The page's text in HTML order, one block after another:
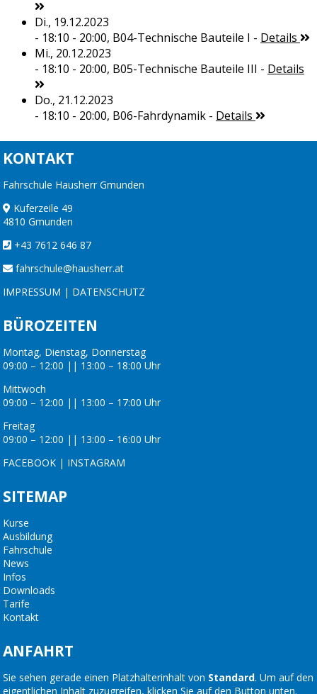
Di., 19.12.2023
- 18:10 - 20:00, B04-Technische Bauteile I - Details
Mi., 20.12.2023
- 18:10 - 20:00, B05-Technische Bauteile III - Details
Do., 21.12.2023
- 18:10 - 20:00, B06-Fahrdynamik- Details
KONTAKT
Fahrschule Hausherr Gmunden
Kuferzeile 49
4810 Gmunden
+43 7612 646 87
fahrschule@hausherr.at
IMPRESSUM | DATENSCHUTZ
BÜROZEITEN
Montag, Dienstag, Donnerstag
09:00 – 12:00 || 13:00 – 18:00 Uhr
Mittwoch
09:00 – 12:00 || 13:00 – 17:00 Uhr
Freitag
09:00 – 12:00 || 13:00 – 16:00 Uhr
FACEBOOK | INSTAGRAM
SITEMAP
Kurse
Ausbildung
Fahrschule
News
Infos
Downloads
Tarife
Kontakt
ANFAHRT
Sie sehen gerade einen Platzhalterinhalt von Standard. Um auf den
eigentlichen Inhalt zuzugreifen, klicken Sie auf den Button unten.